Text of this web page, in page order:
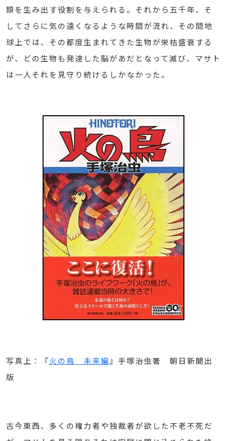
類を生み出す役割を与えられる。それから五千年、そ
してさらに気の遠くなるような時間が流れ、その間地
球上では、その都度生まれてきた生物が栄枯盛衰する
が、どの生物も発達した脳があだとなって滅び、マサト
は一人それを見守り続けるしかなかった。
写真上：『火の鳥 未来編 』手塚治虫著 朝日新聞出
版
古今東西、多くの権力者や独裁者が欲した不老不死だ